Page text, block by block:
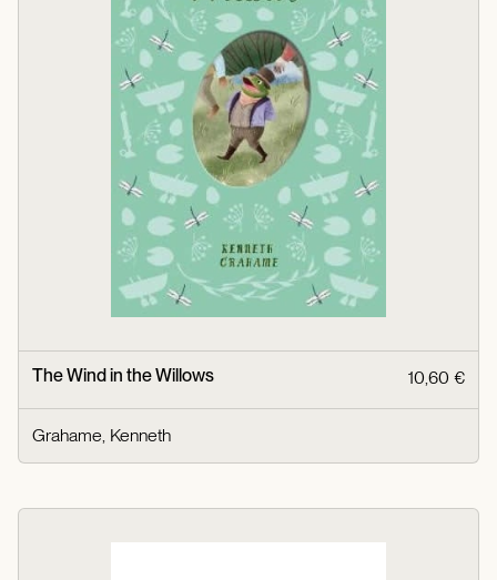
The Wind in the Willows 10,60 €
Grahame, Kenneth